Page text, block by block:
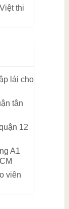
thi
lái cho
tân
12
A1
viên